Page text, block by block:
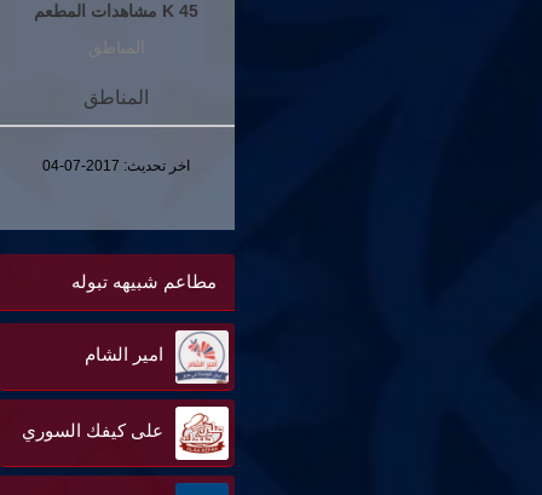
45 K مشاهدات المطعم
المناطق
المناطق
اخر تحديث: 2017-07-04
مطاعم شبيهه تبوله
امير الشام
على كيفك السوري